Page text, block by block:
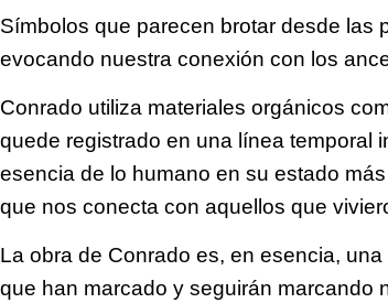
Símbolos que parecen brotar desde las
evocando nuestra conexión con los
Conrado utiliza materiales orgánicos
quede registrado en una línea temporal
esencia de lo humano en su estado
que nos conecta con aquellos que
La obra de Conrado es, en esencia,
que han marcado y seguirán marcando